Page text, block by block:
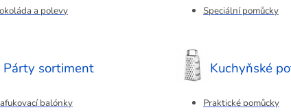
a polevy Speciální pomůcky
Párty sortiment Kuchyňské
balónky Praktické pomůcky